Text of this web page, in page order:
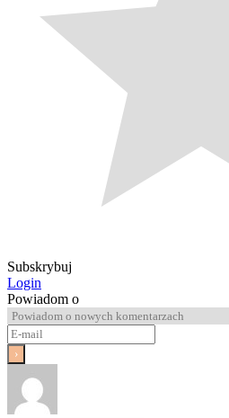
Subskrybuj
Login
Powiadom o